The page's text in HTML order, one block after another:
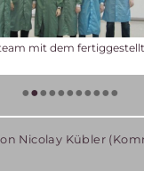
Phasen der Miriam 2
•••••••••••
Nicolay Kübler